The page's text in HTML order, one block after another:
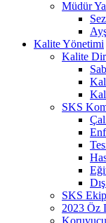
Müdür
Kalite Yönetimi
Kalite
SKS
SKS
2023 Öz